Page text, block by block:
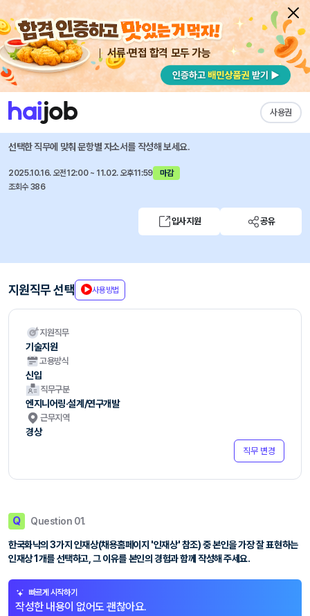
서류·면접 합격 모두 가능
사용권
채용공고 자소서 자유항목 자소서 내 작성목록
한국화낙 즐겨찾기
2026년도 신입사원 모집공고
선택한 직무에 맞춰 문항별 자소서를 작성해 보세요.
2025.10.16. 오전12:00 ~ 11.02. 오후11:59
마감
조회수 386
입사지원 공유
지원직무 선택 사용방법
지원직무
기술지원
고용방식
신입
직무구분
엔지니어링·설계/연구개발
근무지역
경상
직무 변경
Q Question 01.
한국화낙의 3가지 인재상(채용홈페이지 '인재상' 참조) 중 본인을 가장 잘 표현하는
인재상 1개를 선택하고, 그 이유를 본인의 경험과 함께 작성해 주세요.
빠르게 시작하기
작성한 내용이 없어도 괜찮아요.